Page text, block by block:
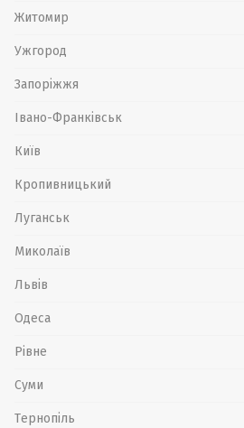
Житомир
Ужгород
Запоріжжя
Івано-Франківськ
Київ
Кропивницький
Луганськ
Миколаїв
Львів
Одеса
Рівне
Суми
Тернопіль